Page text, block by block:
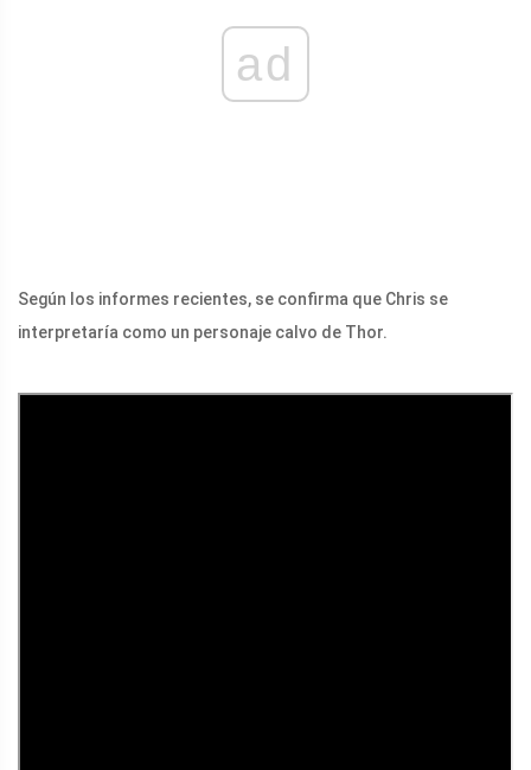
ad
Según los informes recientes, se confirma que Chris se
interpretaría como un personaje calvo de Thor.